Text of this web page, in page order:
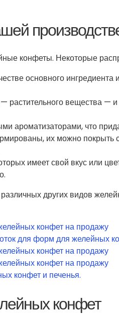
конфеты. Некоторые
основного
вещества — и
ароматизаторами, что
их можно покрыть
имеет свой вкус или
других видов
конфет